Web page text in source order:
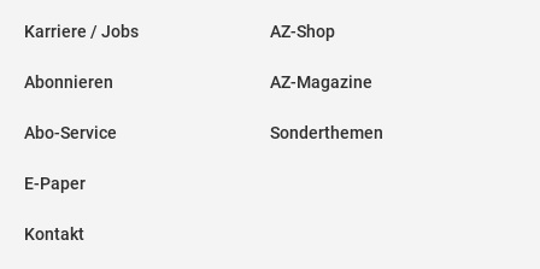
Karriere / Jobs
Abonnieren
Abo-Service
E-Paper
Kontakt
AZ-Shop
AZ-Magazine
Sonderthemen